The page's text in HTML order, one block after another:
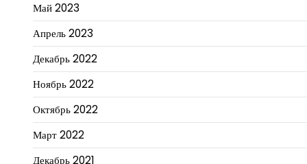
Май 2023
Апрель 2023
Декабрь 2022
Ноябрь 2022
Октябрь 2022
Март 2022
Декабрь 2021